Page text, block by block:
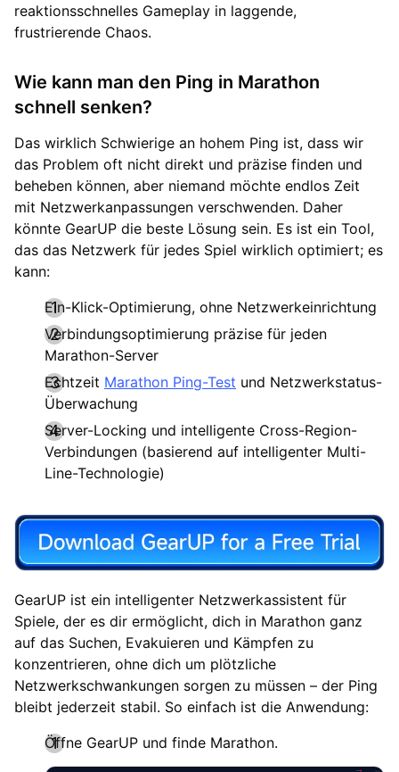
reaktionsschnelles Gameplay in laggende,
frustrierende Chaos.
Wie kann man den Ping in Marathon
schnell senken?
Das wirklich Schwierige an hohem Ping ist, dass wir
das Problem oft nicht direkt und präzise finden und
beheben können, aber niemand möchte endlos Zeit
mit Netzwerkanpassungen verschwenden. Daher
könnte GearUP die beste Lösung sein. Es ist ein Tool,
das das Netzwerk für jedes Spiel wirklich optimiert; es
kann:
Ein-Klick-Optimierung, ohne Netzwerkeinrichtung
Verbindungsoptimierung präzise für jeden
Marathon-Server
Echtzeit Marathon Ping-Test und Netzwerkstatus-
Überwachung
Server-Locking und intelligente Cross-Region-
Verbindungen (basierend auf intelligenter Multi-
Line-Technologie)
GearUP ist ein intelligenter Netzwerkassistent für
Spiele, der es dir ermöglicht, dich in Marathon ganz
auf das Suchen, Evakuieren und Kämpfen zu
konzentrieren, ohne dich um plötzliche
Netzwerkschwankungen sorgen zu müssen – der Ping
bleibt jederzeit stabil. So einfach ist die Anwendung:
Öffne GearUP und finde Marathon.